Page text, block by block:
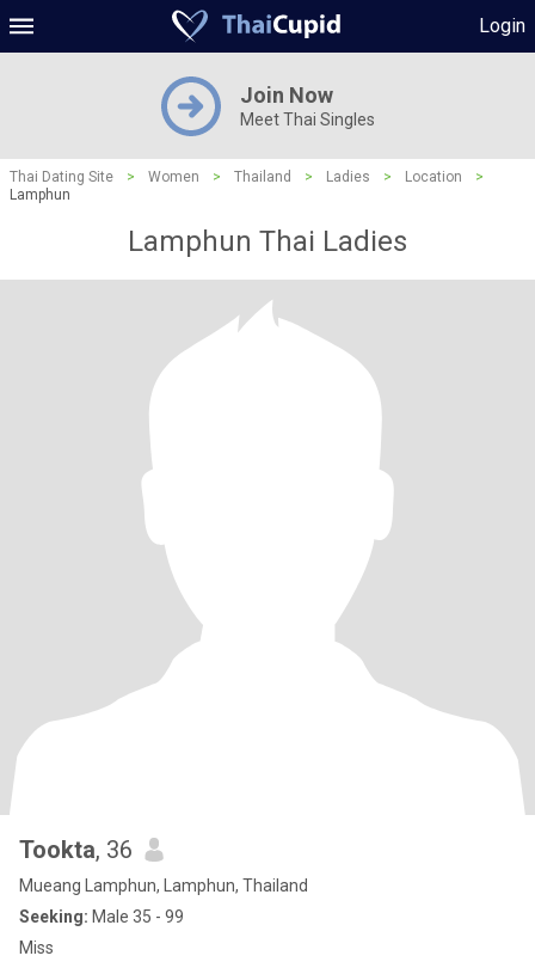
Login
Join Now
Meet Thai Singles
Thai Dating Site > Women > Thailand > Ladies > Location
>
Lamphun
Lamphun Thai Ladies
Tookta, 36
Mueang Lamphun, Lamphun, Thailand
Seeking: Male 35 - 99
Miss